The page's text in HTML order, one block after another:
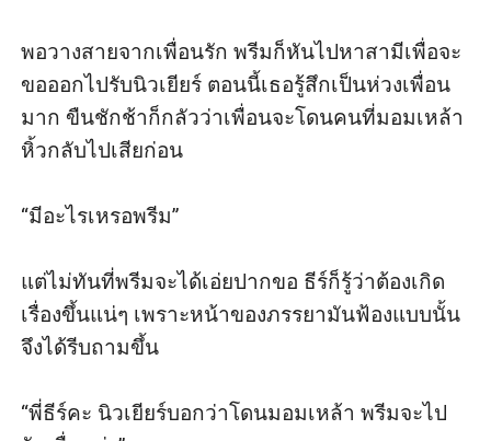
พอวางสายจากเพื่อนรัก พรีมก็หันไปหาสามีเพื่อจะ
ขอออกไปรับนิวเยียร์ ตอนนี้เธอรู้สึกเป็นห่วงเพื่อน
มาก ขืนชักช้าก็กลัวว่าเพื่อนจะโดนคนที่มอมเหล้า
หิ้วกลับไปเสียก่อน
“มีอะไรเหรอพรีม”
แต่ไม่ทันที่พรีมจะได้เอ่ยปากขอ ธีร์ก็รู้ว่าต้องเกิด
เรื่องขึ้นแน่ๆ เพราะหน้าของภรรยามันฟ้องแบบนั้น
จึงได้รีบถามขึ้น
“พี่ธีร์คะ นิวเยียร์บอกว่าโดนมอมเหล้า พรีมจะไป